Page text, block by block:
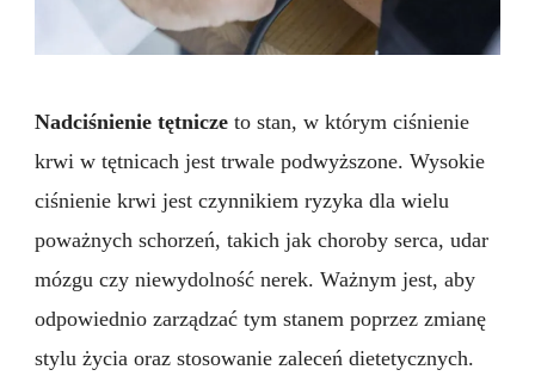
Nadciśnienie tętnicze to stan, w którym ciśnienie
krwi w tętnicach jest trwale podwyższone. Wysokie
ciśnienie krwi jest czynnikiem ryzyka dla wielu
poważnych schorzeń, takich jak choroby serca, udar
mózgu czy niewydolność nerek. Ważnym jest, aby
odpowiednio zarządzać tym stanem poprzez zmianę
stylu życia oraz stosowanie zaleceń dietetycznych.